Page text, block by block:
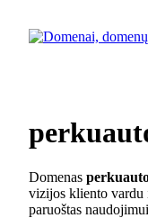
Domenas
vizijos kliento vardu
paruoštas